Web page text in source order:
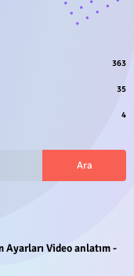
363
35
4
Video anlatım -